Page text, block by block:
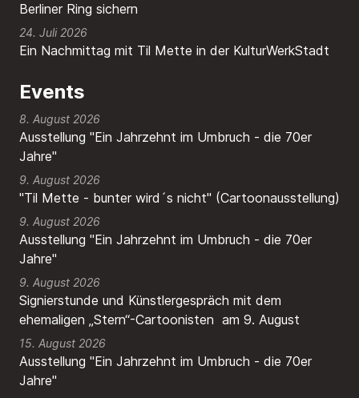
Berliner Ring sichern
Ein Nachmittag mit Til Mette in der KulturWerkStadt
24. Juli 2026
Events
8. August 2026
Ausstellung "Ein Jahrzehnt im Umbruch - die 70er
Jahre"
9. August 2026
"Til Mette - bunter wird´s nicht" (Cartoonausstellung)
9. August 2026
Ausstellung "Ein Jahrzehnt im Umbruch - die 70er
Jahre"
9. August 2026
Signierstunde und Künstlergespräch mit dem
ehemaligen „Stern“-Cartoonisten am 9. August
15. August 2026
Ausstellung "Ein Jahrzehnt im Umbruch - die 70er
Jahre"